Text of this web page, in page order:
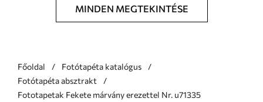
MINDEN MEGTEKINTÉSE
Főoldal
Fotótapéta katalógus
Fotótapéta absztrakt
Fototapetak Fekete márvány erezettel Nr. u71335